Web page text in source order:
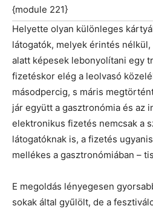
{module 221}
Helyette olyan különleges
látogatók, melyek érintés
alatt képesek lebonyolítani egy
fizetéskor elég a leolvasó
másodpercig, s máris
jár együtt a gasztronómia és az
elektronikus fizetés nemcsak a
látogatóknak is, a fizetés
mellékes a gasztronómiában –
E megoldás lényegesen
sokak által gyűlölt, de a